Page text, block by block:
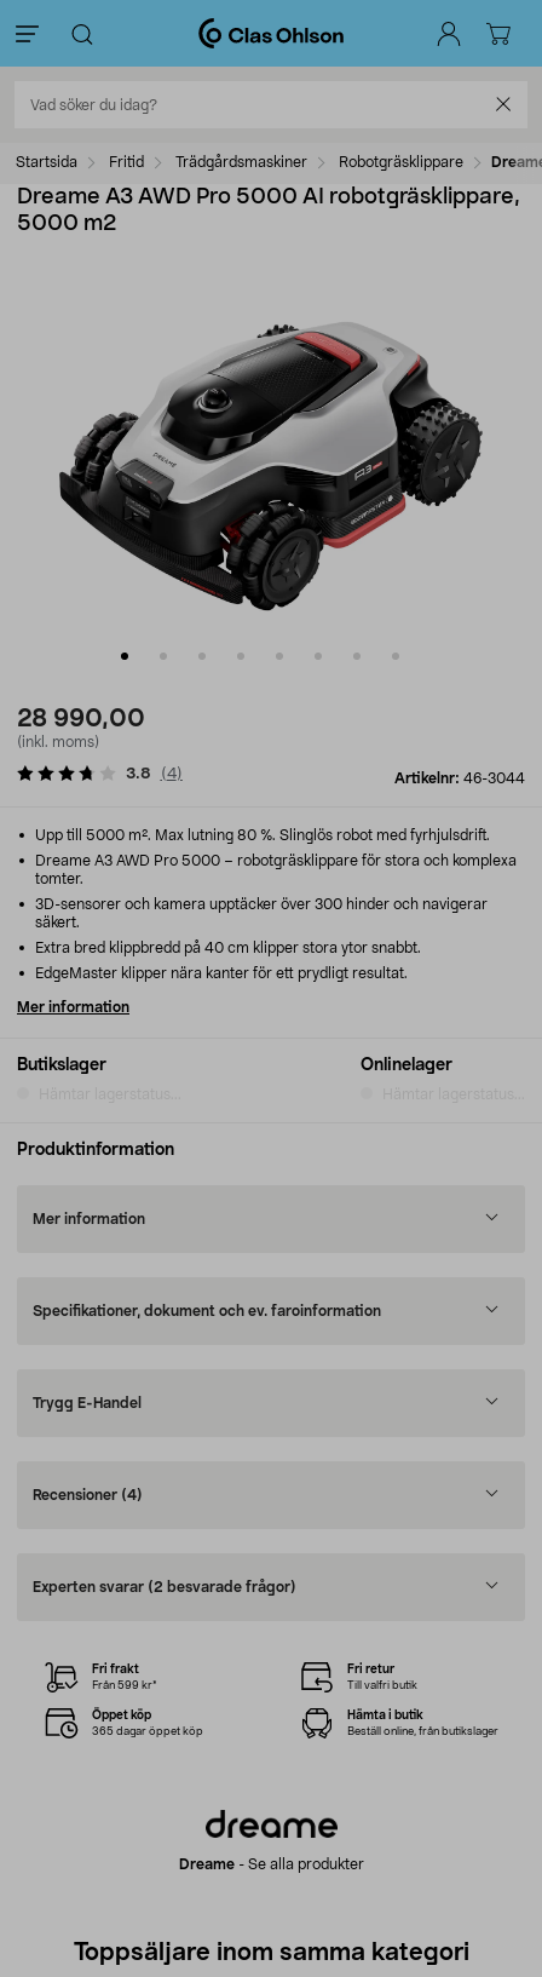
Startsida Fritid Trädgårdsmaskiner Robotgräsklippare
Dreame A3 AWD Pro 5000 AI robotgräsklippare,
5000 m2
28 990,00
(inkl. moms)
Artikelnr: 46-3044
3.8 (4)
Butikslager Onlinelager
Upp till 5000 m². Max lutning 80 %. Slinglös robot med fyrhjulsdrift.
Dreame A3 AWD Pro 5000 – robotgräsklippare för stora och komplexa
tomter.
3D-sensorer och kamera upptäcker över 300 hinder och navigerar
säkert.
Extra bred klippbredd på 40 cm klipper stora ytor snabbt.
EdgeMaster klipper nära kanter för ett prydligt resultat.
Mer information
Produktinformation
Mer information
Specifikationer, dokument och ev. faroinformation
Trygg E-Handel
Recensioner (4)
Experten svarar (2 besvarade frågor)
Dreame- Se alla produkter
Fri frakt
Från 599 kr*
Fri retur
Till valfri butik
Öppet köp
365 dagar öppet köp
Hämta i butik
Beställ online, från butikslager
Toppsäljare inom samma kategori